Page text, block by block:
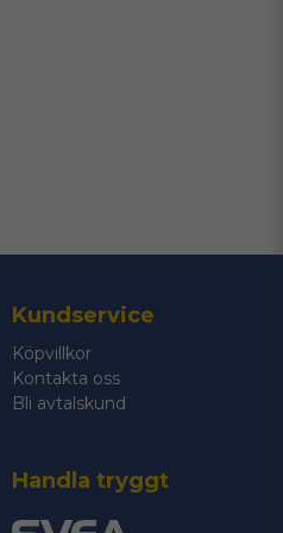
min fråga
fråga
Kundservice
Köpvillkor
Kontakta oss
Bli avtalskund
Handla tryggt